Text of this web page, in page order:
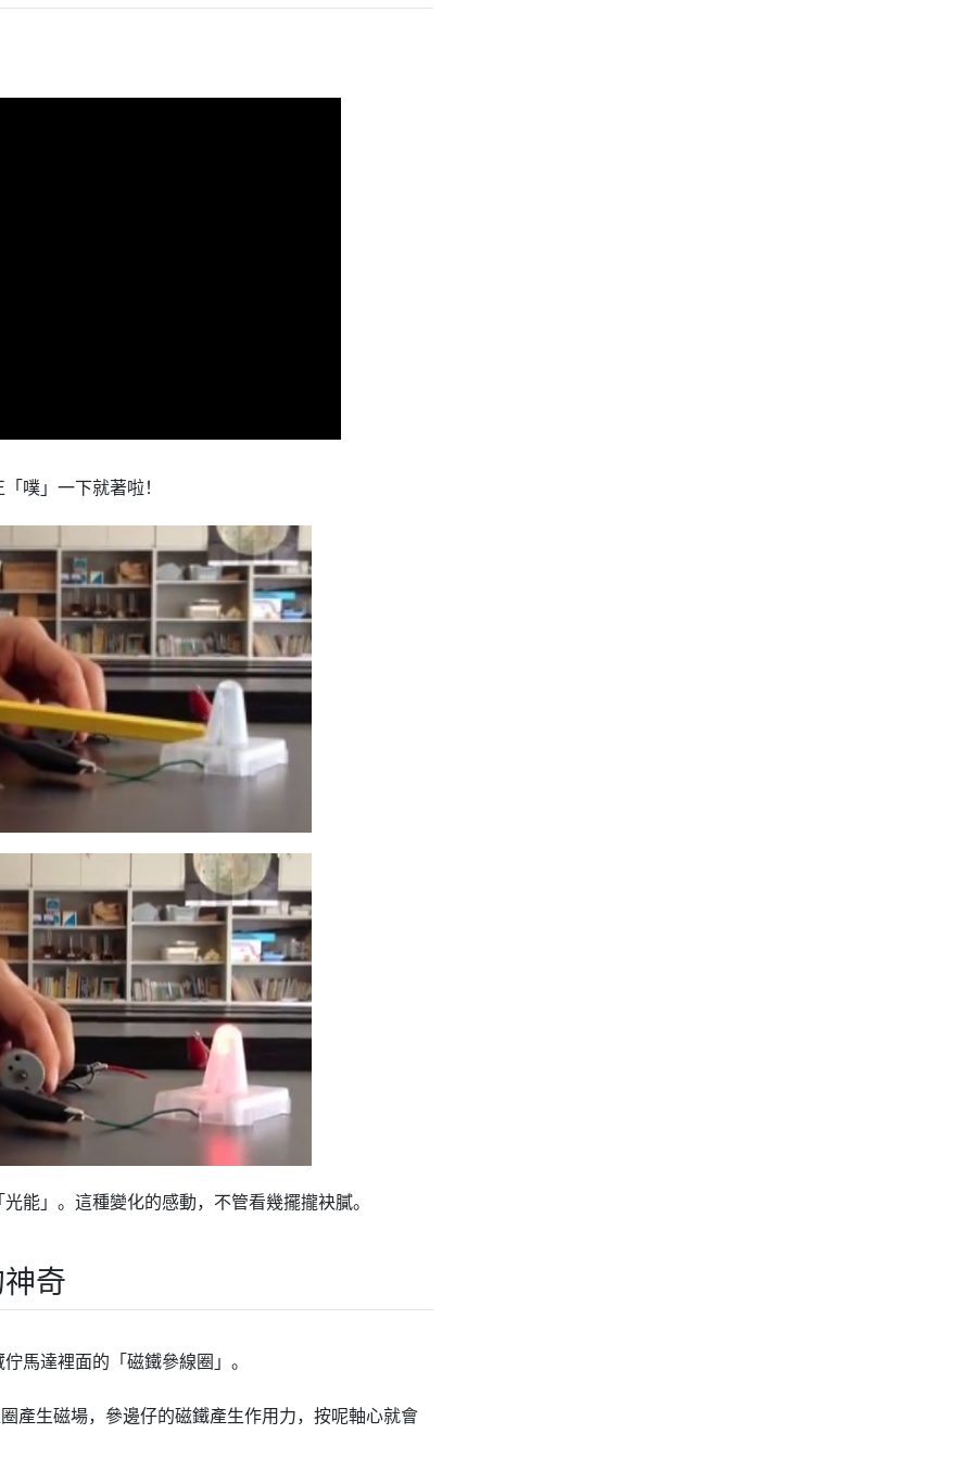
噗」一下就著啦！
能」。這種變化的感動，不管看幾擺攏袂膩。
奇
馬達裡面的「磁鐵參線圈」。
產生磁場，參邊仔的磁鐵產生作用力，按呢軸心就會